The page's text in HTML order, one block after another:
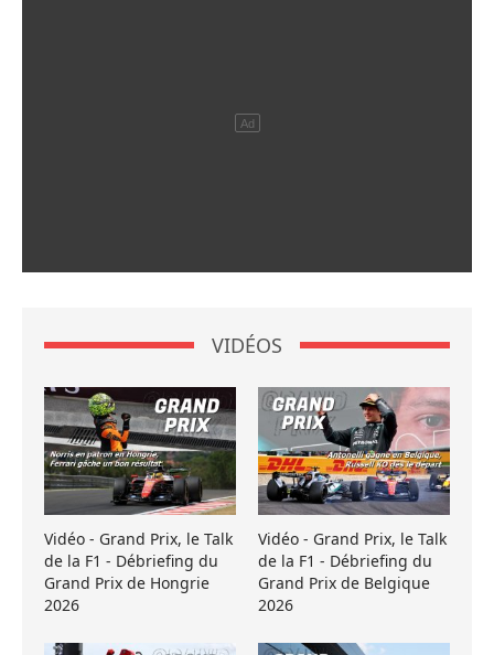
VIDÉOS
Vidéo - Grand Prix, le Talk
de la F1 - Débriefing du
Grand Prix de Hongrie
2026
Vidéo - Grand Prix, le Talk
de la F1 - Débriefing du
Grand Prix de Belgique
2026